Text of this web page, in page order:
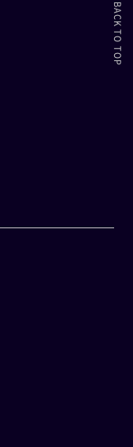
BACK TO TOP